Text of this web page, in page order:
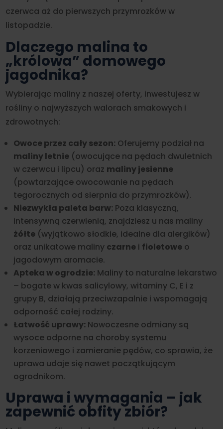
czerwca aż do pierwszych przymrozków w
listopadzie.
Dlaczego malina to
„królowa” domowego
jagodnika?
Wybierając maliny z naszej oferty, inwestujesz w
rośliny o najwyższych walorach smakowych i
zdrowotnych:
Owoce przez cały sezon: Oferujemy podział na
maliny letnie (owocujące na pędach dwuletnich
w czerwcu i lipcu) oraz maliny jesienne
(powtarzające owocowanie na pędach
tegorocznych od sierpnia do przymrozków).
Niezwykła paleta barw: Poza klasyczną,
intensywną czerwienią, znajdziesz u nas maliny
żółte (wyjątkowo słodkie, idealne dla alergików)
oraz unikatowe maliny czarne i fioletowe o
jagodowym aromacie.
Apteka w ogrodzie: Maliny to naturalne lekarstwo
– bogate w kwas salicylowy, witaminy C, E i z
grupy B, działają przeciwzapalnie i wspomagają
odporność całej rodziny.
Łatwość uprawy: Nowoczesne odmiany są
wysoce odporne na choroby systemu
korzeniowego i zamieranie pędów, co sprawia, że
uprawa udaje się nawet początkującym
ogrodnikom.
Uprawa i wymagania – jak
zapewnić obfity zbiór?